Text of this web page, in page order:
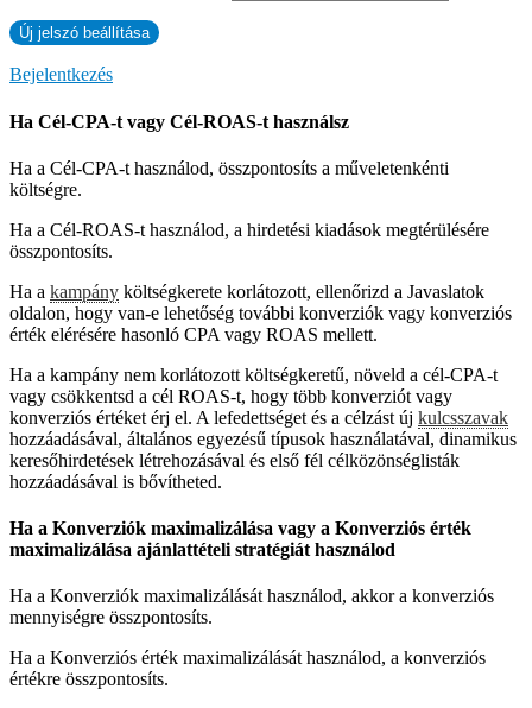
Bejelentkezés
Ha Cél-CPA-t vagy Cél-ROAS-t használsz
Ha a Cél-CPA-t használod, összpontosíts a műveletenkénti
költségre.
Ha a Cél-ROAS-t használod, a hirdetési kiadások megtérülésére
összpontosíts.
Ha a kampány költségkerete korlátozott, ellenőrizd a Javaslatok
oldalon, hogy van-e lehetőség további konverziók vagy konverziós
érték elérésére hasonló CPA vagy ROAS mellett.
Ha a kampány nem korlátozott költségkeretű, növeld a cél-CPA-t
vagy csökkentsd a cél ROAS-t, hogy több konverziót vagy
konverziós értéket érj el. A lefedettséget és a célzást új kulcsszavak
hozzáadásával, általános egyezésű típusok használatával, dinamikus
keresőhirdetések létrehozásával és első fél célközönséglisták
hozzáadásával is bővítheted.
Ha a Konverziók maximalizálása vagy a Konverziós érték
maximalizálása ajánlattételi stratégiát használod
Ha a Konverziók maximalizálását használod, akkor a konverziós
mennyiségre összpontosíts.
Ha a Konverziós érték maximalizálását használod, a konverziós
értékre összpontosíts.